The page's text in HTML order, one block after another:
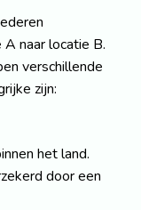
naar locatie B.
verschillende
zijn:
het land.
door een